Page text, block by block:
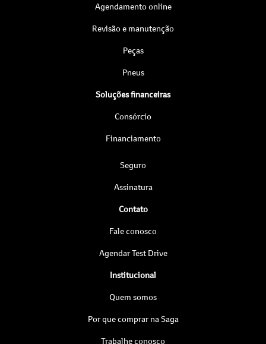
Agendamento online
Revisão e manutenção
Peças
Pneus
Soluções financeiras
Consórcio
Financiamento
Seguro
Assinatura
Contato
Fale conosco
Agendar Test Drive
Institucional
Quem somos
Por que comprar na Saga
Trabalhe conosco